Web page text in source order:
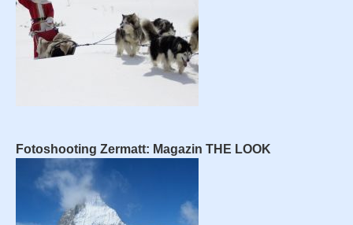
Fotoshooting Zermatt: Magazin THE LOOK